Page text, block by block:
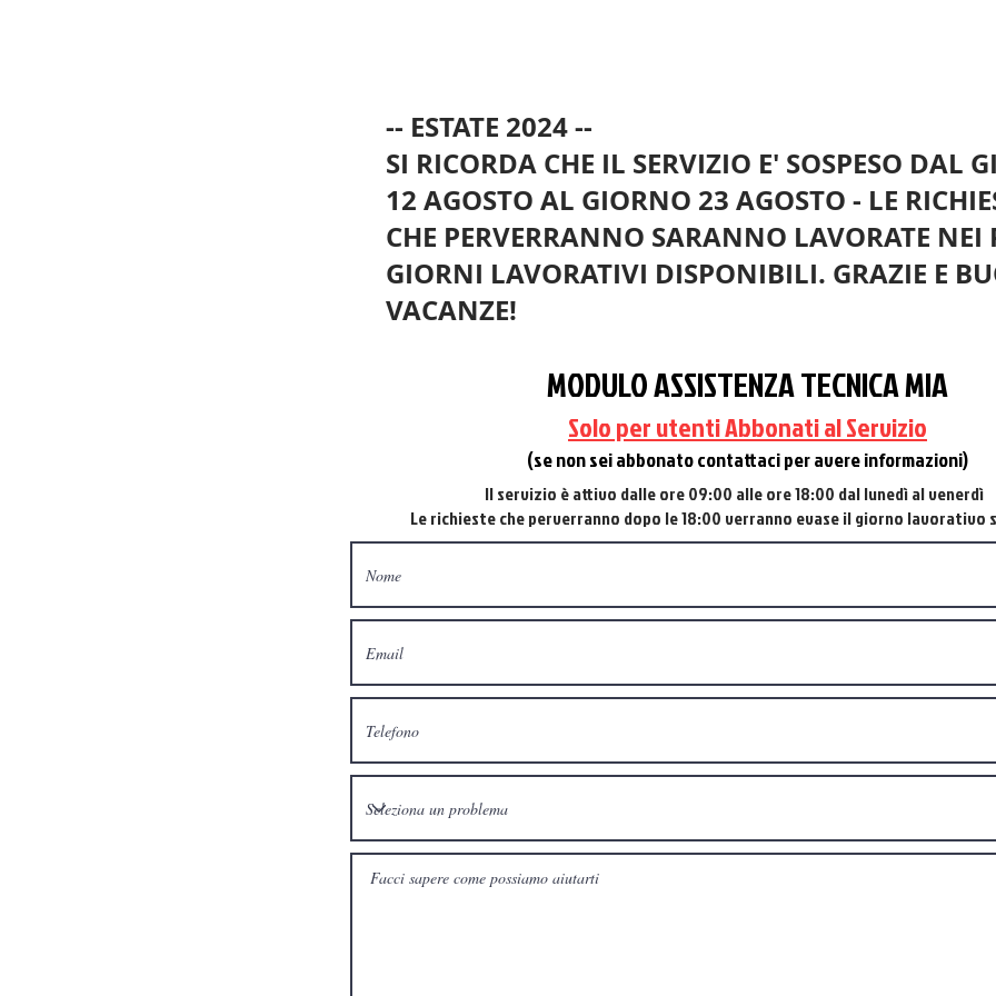
-- ESTATE 2024 --
SI RICORDA CHE IL SERVIZIO E' SOSPESO DAL
12 AGOSTO AL GIORNO 23 AGOSTO - LE
CHE PERVERRANNO SARANNO LAVORATE NEI
GIORNI LAVORATIVI DISPONIBILI. GRAZIE E
VACANZE!
MODULO ASSISTENZA TECNICA MIA
Solo per utenti Abbonati al Servizio
(se non sei abbonato contattaci per avere informazioni)
Il servizio è attivo dalle ore 09:00 alle ore 18:00 dal lunedì al venerdì
Le richieste che perverranno dopo le 18:00 verranno evase il giorno lavorativo